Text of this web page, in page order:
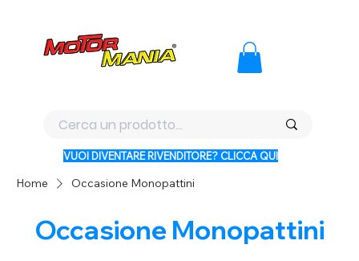
VUOI DIVENTARE RIVENDITORE? CLICCA QUI
Home Occasione Monopattini
Occasione Monopattini